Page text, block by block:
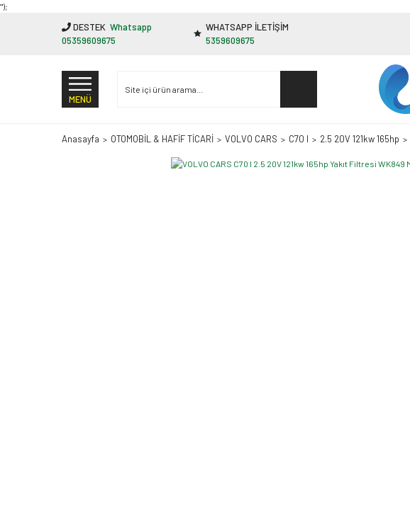
"');
DESTEK Whatsapp
05359609675
WHATSAPP İLETİŞİM
5359609675
MENÜ
Anasayfa OTOMOBİL & HAFİF TİCARİ VOLVO CARS C70 I 2.5 20V 121kw 165hp